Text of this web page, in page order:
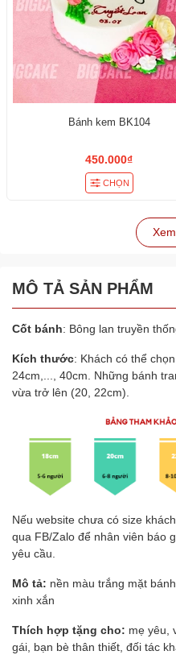
Bánh kem BK104
450.000₫
CHỌN
MÔ TẢ SẢN PHẨM
Cốt bánh: Bông lan truyền
Kích thước: Khách có thể
24cm,..., 40cm. Những bánh
vừa trở lên (20, 22cm).
Nếu website chưa có size
qua FB/Zalo để nhân viên báo
yêu cầu.
Mô tả: nền màu trắng mặt
xinh xắn
Thích hợp tặng cho: mẹ yêu,
gái, bạn bè thân thiết, đối tác